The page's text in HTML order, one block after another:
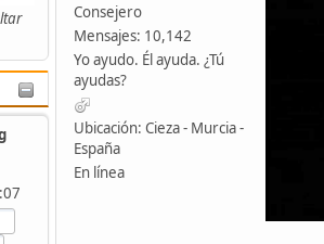
Consejero
Mensajes: 10,142
Yo ayudo. Él ayuda. ¿Tú
ayudas?
Ubicación: Cieza - Murcia -
España
En línea